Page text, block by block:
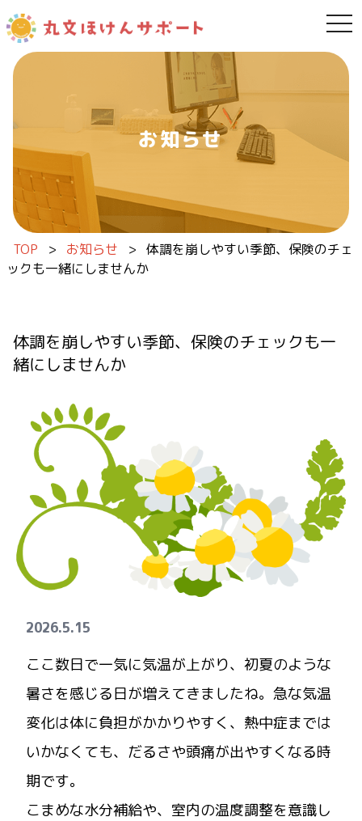
内容をスキップ
お知らせ
TOP > お知らせ > 体調を崩しやすい季節、保険のチェ
ックも一緒にしませんか
体調を崩しやすい季節、保険のチェックも一
緒にしませんか
2026.5.15
ここ数日で一気に気温が上がり、初夏のような
暑さを感じる日が増えてきましたね。急な気温
変化は体に負担がかかりやすく、熱中症までは
いかなくても、だるさや頭痛が出やすくなる時
期です。
こまめな水分補給や、室内の温度調整を意識し